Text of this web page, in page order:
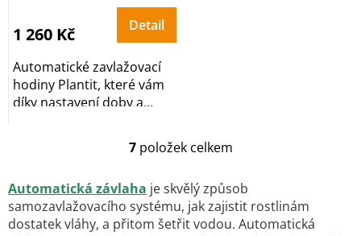
z
5
1 260 Kč Detail
Automatické zavlažovací
hodiny Plantit, které vám
díky nastavení doby a
O
l
á
d
a
7položek celkem
Automatická závlaha je skvělý způsob
samozavlažovacího systému, jak zajistit rostlinám
dostatek vláhy, a přitom šetřit vodou. Automatická